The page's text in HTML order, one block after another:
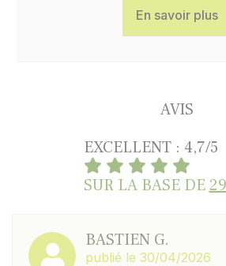
En savoir plus
AVIS
EXCELLENT : 4,7/5
SUR LA BASE DE
BASTIEN G.
publié le 30/04/2026